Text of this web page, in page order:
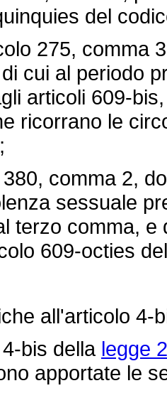
del
275, comma
cui al periodo
articoli 609-
ricorrano le
;
comma 2,
sessuale
terzo comma,
609-octies
all'articolo 4-
bis della legge
apportate le